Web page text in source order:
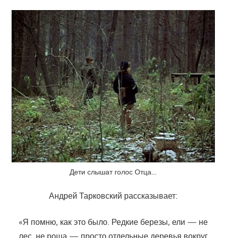
Дети слышат голос Отца…
Андрей Тарковский рассказывает:
«Я помню, как это было. Редкие березы, ели — не